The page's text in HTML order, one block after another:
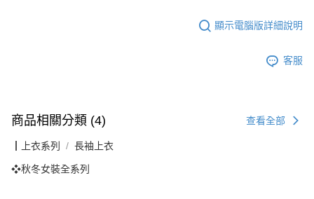
顯示電腦版詳細說明
客服
商品相關分類 (4) 查看全部
┃上衣系列 長袖上衣
❖秋冬女裝全系列